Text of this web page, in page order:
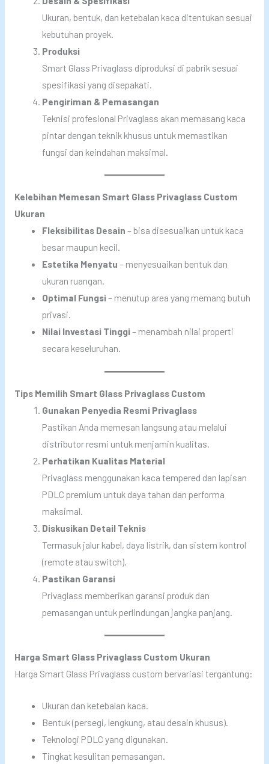
Ukuran, bentuk, dan ketebalan kaca ditentukan sesuai
kebutuhan proyek.
Produksi
Smart Glass Privaglass diproduksi di pabrik sesuai
spesifikasi yang disepakati.
Pengiriman & Pemasangan
Teknisi profesional Privaglass akan memasang kaca
pintar dengan teknik khusus untuk memastikan
fungsi dan keindahan maksimal.
Kelebihan Memesan Smart Glass Privaglass Custom
Ukuran
Fleksibilitas Desain – bisa disesuaikan untuk kaca
besar maupun kecil.
Estetika Menyatu – menyesuaikan bentuk dan
ukuran ruangan.
Optimal Fungsi– menutup area yang memang butuh
privasi.
Nilai Investasi Tinggi– menambah nilai properti
secara keseluruhan.
Tips Memilih Smart Glass Privaglass Custom
Gunakan Penyedia Resmi Privaglass
Pastikan Anda memesan langsung atau melalui
distributor resmi untuk menjamin kualitas.
Perhatikan Kualitas Material
Privaglass menggunakan kaca tempered dan lapisan
PDLC premium untuk daya tahan dan performa
maksimal.
Diskusikan Detail Teknis
Termasuk jalur kabel, daya listrik, dan sistem kontrol
(remote atau switch).
Pastikan Garansi
Privaglass memberikan garansi produk dan
pemasangan untuk perlindungan jangka panjang.
Harga Smart Glass Privaglass Custom Ukuran
Harga Smart Glass Privaglass custom bervariasi tergantung:
Ukuran dan ketebalan kaca.
Bentuk (persegi, lengkung, atau desain khusus).
Teknologi PDLC yang digunakan.
Tingkat kesulitan pemasangan.